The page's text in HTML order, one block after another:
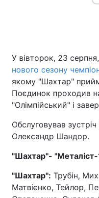
У вівторок, 23
нового сезону
якому "Шахтар"
Поєдинок проходив
"Олімпійський" і
Обслуговував
Олександр Шандор.
"Шахтар"-
"Шахтар": Трубін,
Матвієнко, Тейлор,